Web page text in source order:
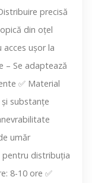
precisă
din oțel
ușor la
– Se adaptează
✅ Material
substanțe
umăr
pentru distribuția
8-10 ore ✅